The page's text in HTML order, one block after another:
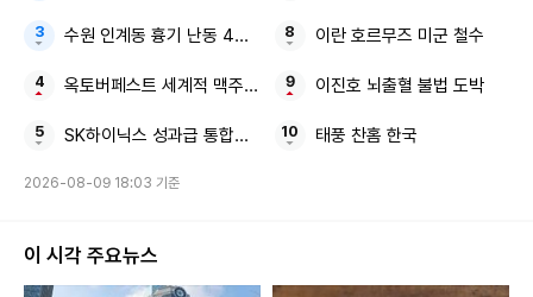
수원 인계동 흉기 난동 40대 남성
옥토버페스트 세계적 맥주 축제 9월 서울서
SK하이닉스 성과급 통합노조
이란 호르무즈 미군 철수
이진호 뇌출혈 불법 도박
태풍 찬홈 한국
2026-08-09 18:03 기준
이 시각 주요뉴스